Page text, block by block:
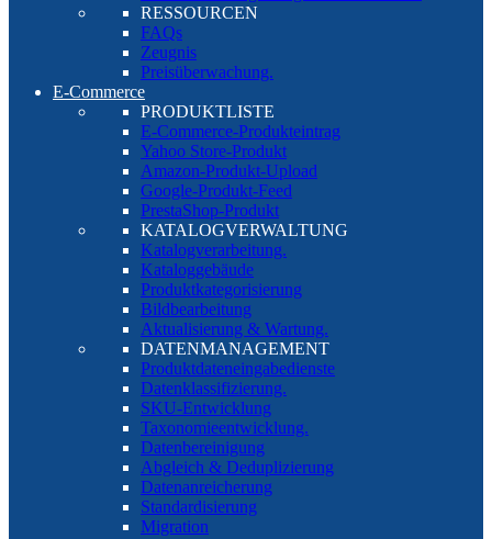
RESSOURCEN
FAQs
Zeugnis
Preisüberwachung.
E-Commerce
PRODUKTLISTE
E-Commerce-Produkteintrag
Yahoo Store-Produkt
Amazon-Produkt-Upload
Google-Produkt-Feed
PrestaShop-Produkt
KATALOGVERWALTUNG
Katalogverarbeitung.
Kataloggebäude
Produktkategorisierung
Bildbearbeitung
Aktualisierung & Wartung.
DATENMANAGEMENT
Produktdateneingabedienste
Datenklassifizierung.
SKU-Entwicklung
Taxonomieentwicklung.
Datenbereinigung
Abgleich & Deduplizierung
Datenanreicherung
Standardisierung
Migration